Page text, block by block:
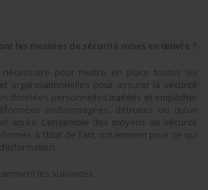
les mesures de sécurité mises en œuvre ?
pour mettre en place toutes les
organisationnelles pour assurer la sécurité
données personnelles traitées et empêcher
endommagées, détruites ou qu’un
accès. L’ensemble des moyens de sécurité
à l’Etat de l’art, notamment pour ce qui
les suivantes :